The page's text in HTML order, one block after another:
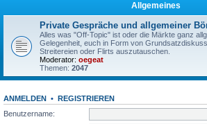
Allgemeines
Private Gespräche und allgemeiner
Alles was "Off-Topic" ist oder die Märkte ganz
Gelegenheit, euch in Form von
Streitereien oder Flirts auszutauschen.
Moderator: oegeat
Themen: 2047
ANMELDEN • REGISTRIEREN
Benutzername: